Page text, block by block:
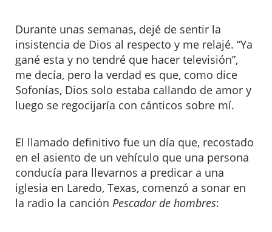
Durante unas semanas, dejé de sentir la
insistencia de Dios al respecto y me relajé. “Ya
gané esta y no tendré que hacer televisión”,
me decía, pero la verdad es que, como dice
Sofonías, Dios solo estaba callando de amor y
luego se regocijaría con cánticos sobre mí.
El llamado definitivo fue un día que, recostado
en el asiento de un vehículo que una persona
conducía para llevarnos a predicar a una
iglesia en Laredo, Texas, comenzó a sonar en
la radio la canción Pescador de hombres: